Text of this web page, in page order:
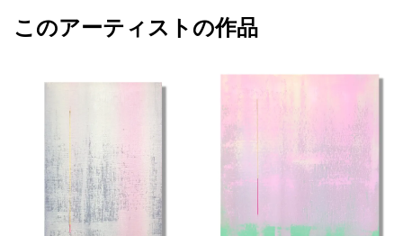
カラー
カラフル
ジャンル
動物・生き物
配送目安
Ken&May
このアーティストの作品